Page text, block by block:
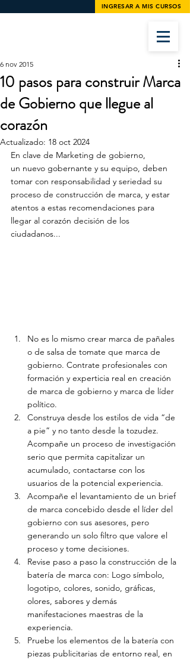
INGRESAR A MIS CURSOS
10 pasos para construir Marca
de Gobierno que llegue al
corazón
6 nov 2015
Actualizado: 18 oct 2024
En clave de Marketing de gobierno,
un nuevo gobernante y su equipo, deben
tomar con responsabilidad y seriedad su
proceso de construcción de marca, y estar
atentos a estas recomendaciones para
llegar al corazón decisión de los
ciudadanos...
No es lo mismo crear marca de pañales
o de salsa de tomate que marca de
gobierno. Contrate profesionales con
formación y experticia real en creación
de marca de gobierno y marca de líder
político.
Construya desde los estilos de vida “de
a pie” y no tanto desde la tozudez.
Acompañe un proceso de investigación
serio que permita capitalizar un
acumulado, contactarse con los
usuarios de la potencial experiencia.
Acompañe el levantamiento de un brief
de marca concebido desde el líder del
gobierno con sus asesores, pero
generando un solo filtro que valore el
proceso y tome decisiones.
Revise paso a paso la construcción de la
batería de marca con: Logo símbolo,
logotipo, colores, sonido, gráficas,
olores, sabores y demás
manifestaciones maestras de la
experiencia.
Pruebe los elementos de la batería con
piezas publicitarias de entorno real, en